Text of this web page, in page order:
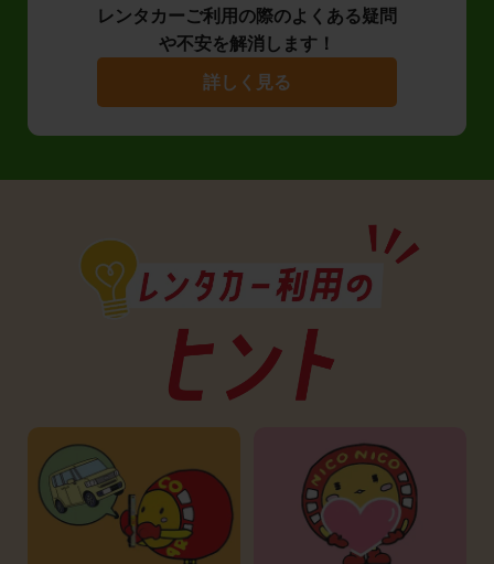
レンタカーご利用の際のよくある疑問
や不安を解消します！
詳しく見る